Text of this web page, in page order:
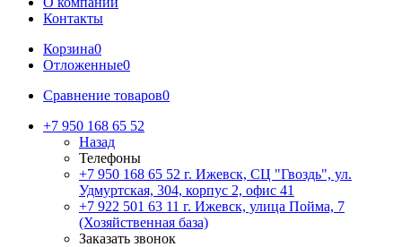
Контакты
Корзина0
Отложенные0
Сравнение товаров0
+7 950 168 65 52
Назад
Телефоны
+7 950 168 65 52 г. Ижевск, СЦ "Гвоздь", ул.
Удмуртская, 304, корпус 2, офис 41
+7 922 501 63 11 г. Ижевск, улица Пойма, 7
(Хозяйственная база)
Заказать звонок